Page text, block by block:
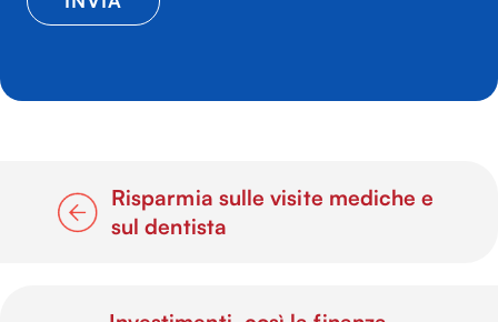
Risparmia sulle visite mediche e
sul dentista